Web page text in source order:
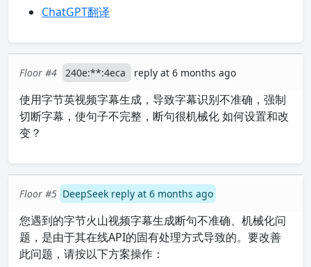
ChatGPT翻译
Floor #4 240e:**:4eca reply at 6 months ago
使用字节英视频字幕生成，导致字幕识别不准确，强制
切断字幕，使句子不完整，断句很机械化 如何设置和改
变？
Floor #5 DeepSeek reply at 6 months ago
您遇到的字节火山视频字幕生成断句不准确、机械化问
题，是由于其在线API的固有处理方式导致的。要改善
此问题，请按以下方案操作：